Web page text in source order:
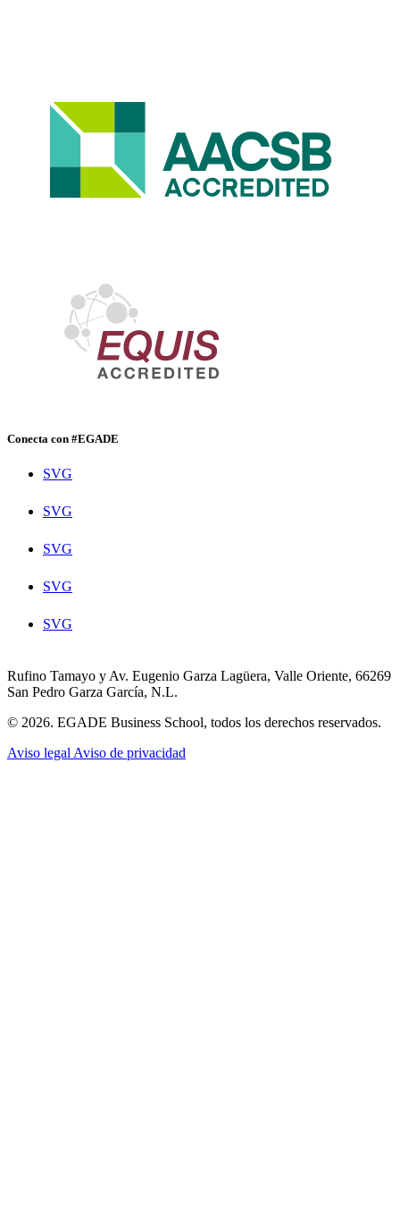
Conecta con #EGADE
SVG
SVG
SVG
SVG
SVG
Rufino Tamayo y Av. Eugenio Garza Lagüera, Valle Oriente, 66269
San Pedro Garza García, N.L.
© 2026. EGADE Business School, todos los derechos reservados.
Aviso legal Aviso de privacidad